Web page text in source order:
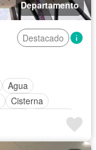
Departamento
Destacado
Agua
Cisterna
Elevador